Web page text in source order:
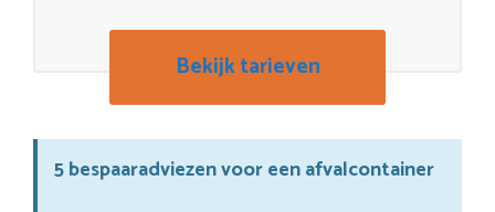
Bekijk tarieven
5 bespaaradviezen voor een afvalcontainer